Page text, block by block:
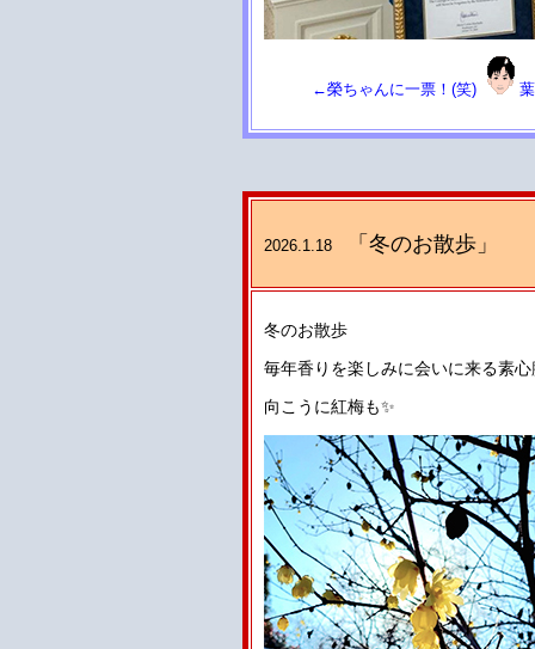
←榮ちゃんに一票！(笑)
2026.1.18 「冬のお散歩」
冬のお散歩
毎年香りを楽しみに会いに来る素
向こうに紅梅も✨️